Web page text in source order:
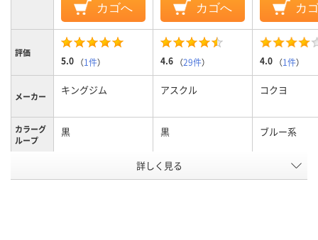
カゴへ カゴへ カ
評価
5.0 （1件） 4.6 （29件） 4.0 （1件）
メーカー キングジム アスクル コクヨ
カラーグ
ループ
黒 黒 ブルー系
24
20ポケット、
ット、20ポケ
詳しく見る